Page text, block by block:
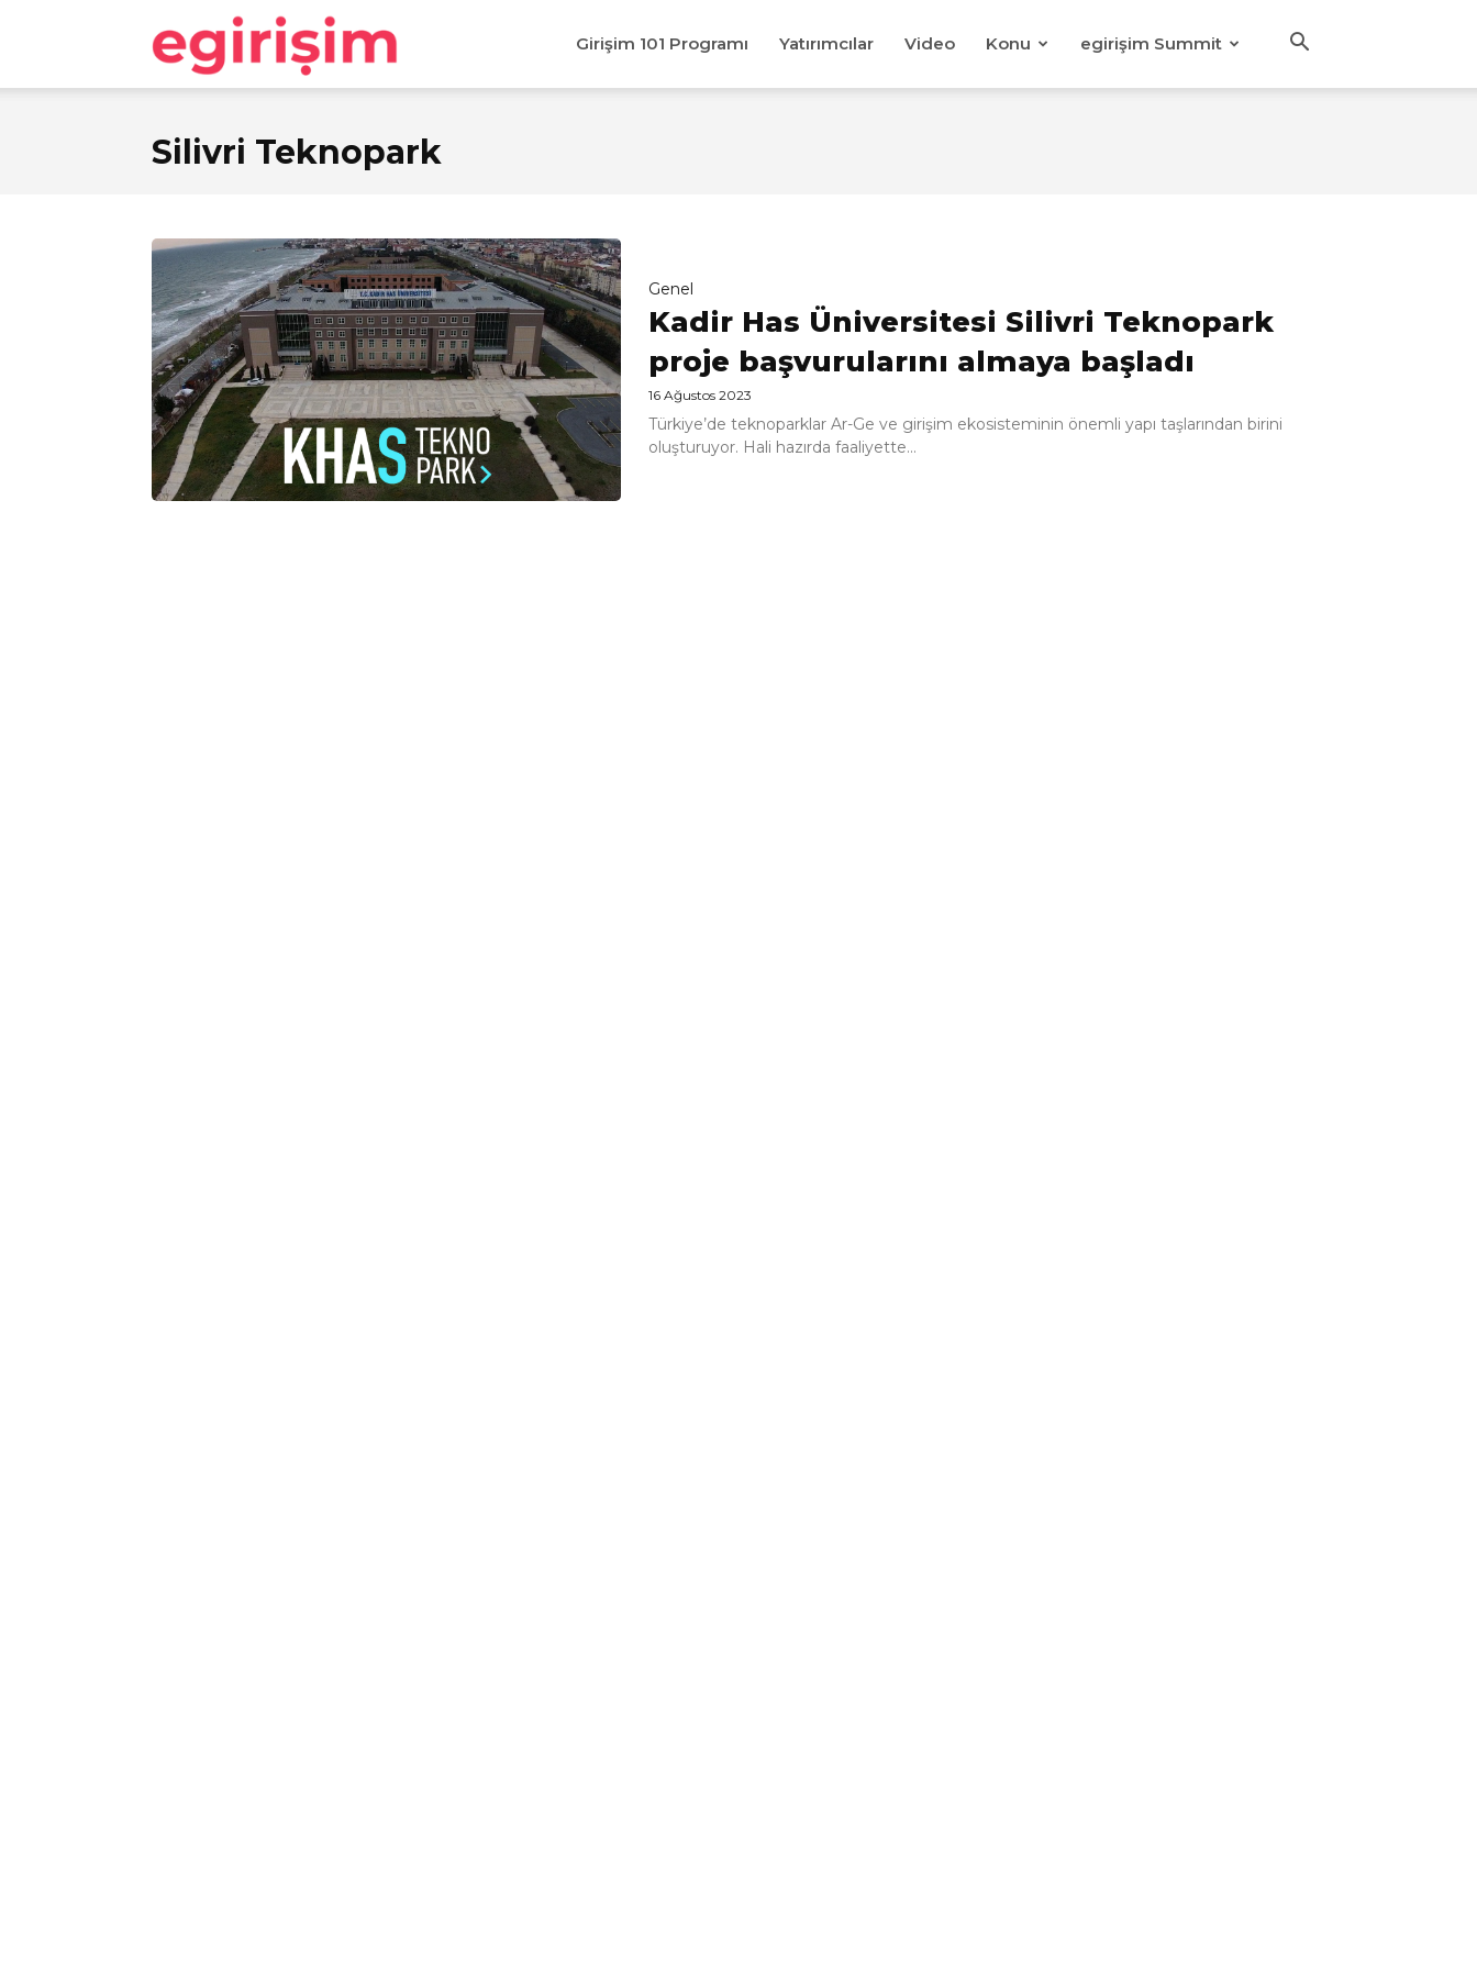
egirişim Girişim 101 Programı Yatırımcılar Video Konu egirişim Summit
Silivri Teknopark
Genel
Kadir Has Üniversitesi Silivri Teknopark
proje başvurularını almaya başladı
16 Ağustos 2023
Türkiye’de teknoparklar Ar-Ge ve girişim ekosisteminin önemli yapı taşlarından birini
oluşturuyor. Hali hazırda faaliyette...